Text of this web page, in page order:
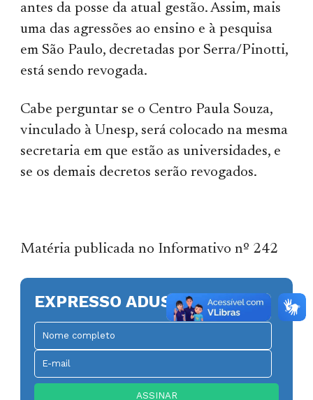
antes da posse da atual gestão. Assim, mais
uma das agressões ao ensino e à pesquisa
em São Paulo, decretadas por Serra/Pinotti,
está sendo revogada.
Cabe perguntar se o Centro Paula Souza,
vinculado à Unesp, será colocado na mesma
secretaria em que estão as universidades, e
se os demais decretos serão revogados.
Matéria publicada no Informativo nº 242
EXPRESSO ADUSP